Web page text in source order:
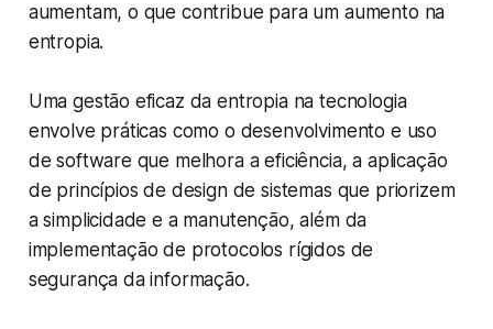
aumentam, o que contribue para um aumento na
entropia.
Uma gestão eficaz da entropia na tecnologia
envolve práticas como o desenvolvimento e uso
de software que melhora a eficiência, a aplicação
de princípios de design de sistemas que priorizem
a simplicidade e a manutenção, além da
implementação de protocolos rígidos de
segurança da informação.